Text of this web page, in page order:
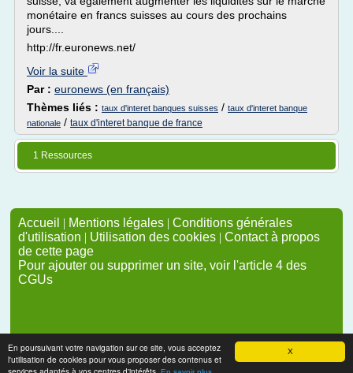
X
En poursuivant votre navigation sur ce site, vous acceptez
l'utilisation de cookies pour vous proposer des contenus et
monétaire en francs suisses au cours des prochains
jours....
http://fr.euronews.net/
Voir la suite
Par : euronews (en français)
Thèmes liés : taux d'interet banques suisses / taux d'interet banque
nationale / taux d'interet banque de france
1 Ressources
Accueil | Mentions légales | Conditions générales
d'utilisation | Utilisation des cookies | Contact à propos
de cette page
Pour ajouter ou supprimer un site, voir l'article 4 des
CGUs